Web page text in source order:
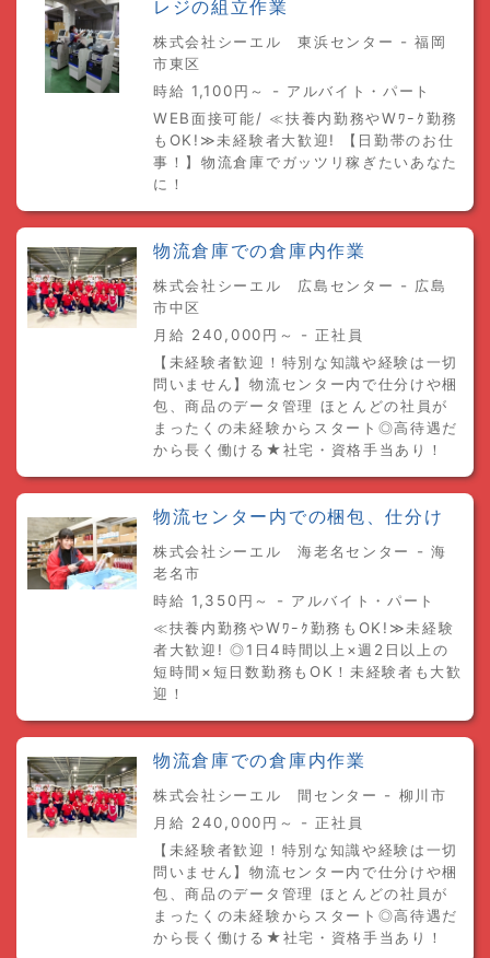
レジの組立作業
株式会社シーエル 東浜センター - 福岡
市東区
時給 1,100円～ - アルバイト・パート
WEB面接可能/ ≪扶養内勤務やWﾜｰｸ勤務
もOK!≫未経験者大歓迎! 【日勤帯のお仕
事！】物流倉庫でガッツリ稼ぎたいあなた
に！
物流倉庫での倉庫内作業
株式会社シーエル 広島センター - 広島
市中区
月給 240,000円～ - 正社員
【未経験者歓迎！特別な知識や経験は一切
問いません】物流センター内で仕分けや梱
包、商品のデータ管理 ほとんどの社員が
まったくの未経験からスタート◎高待遇だ
から長く働ける★社宅・資格手当あり！
物流センター内での梱包、仕分け
株式会社シーエル 海老名センター - 海
老名市
時給 1,350円～ - アルバイト・パート
≪扶養内勤務やWﾜｰｸ勤務もOK!≫未経験
者大歓迎! ◎1日4時間以上×週2日以上の
短時間×短日数勤務もOK！未経験者も大歓
迎！
物流倉庫での倉庫内作業
株式会社シーエル 間センター - 柳川市
月給 240,000円～ - 正社員
【未経験者歓迎！特別な知識や経験は一切
問いません】物流センター内で仕分けや梱
包、商品のデータ管理 ほとんどの社員が
まったくの未経験からスタート◎高待遇だ
から長く働ける★社宅・資格手当あり！